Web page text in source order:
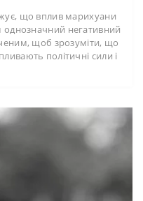
що вплив марихуани
однозначний негативний
щоб зрозуміти, що
політичні сили і